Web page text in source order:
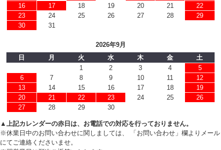
16
17 18 19 20 21
22
23
24 25 26 27 28
29
30
31
2026年9月
日
月 火 水 木 金
土
1
2 3 4
5
6
7 8 9 10 11
12
13
14 15 16 17 18
19
20
21 22 23 24 25
26
27
28 29 30
▲上記カレンダーの赤日は、お電話での対応を行っておりません。
※休業日中のお問い合わせに関しましては、 「お問い合わせ」欄よりメール
にてご連絡くださいませ。